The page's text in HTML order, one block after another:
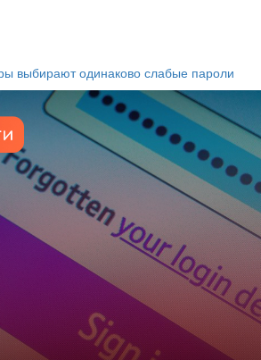
выбирают одинаково слабые пароли